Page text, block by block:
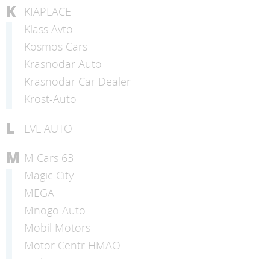
K
KIAPLACE
Klass Avto
Kosmos Cars
Krasnodar Auto
Krasnodar Car Dealer
Krost-Auto
L LVL AUTO
M M Cars 63
Magic City
MEGA
Mnogo Auto
Mobil Motors
Motor Centr HMAO